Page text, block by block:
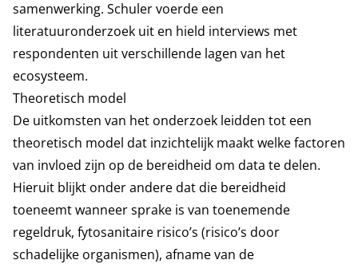
samenwerking. Schuler voerde een
literatuuronderzoek uit en hield interviews met
respondenten uit verschillende lagen van het
ecosysteem.
Theoretisch model
De uitkomsten van het onderzoek leidden tot een
theoretisch model dat inzichtelijk maakt welke factoren
van invloed zijn op de bereidheid om data te delen.
Hieruit blijkt onder andere dat die bereidheid
toeneemt wanneer sprake is van toenemende
regeldruk, fytosanitaire risico’s (risico’s door
schadelijke organismen), afname van de